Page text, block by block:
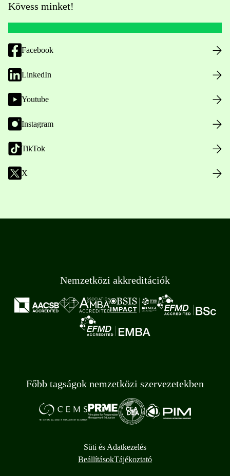
Kövess minket!
Facebook
LinkedIn
Youtube
Instagram
TikTok
X
Nemzetközi akkreditációk
Főbb tagságok nemzetközi szervezetekben
Süti és Adatkezelés
BeállításokTájékoztató